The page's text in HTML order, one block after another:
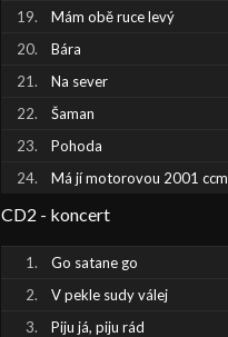
Mám obě ruce levý
Bára
Na sever
Šaman
Pohoda
Má jí motorovou 2001 ccm
CD2 - koncert
Go satane go
V pekle sudy válej
Piju já, piju rád